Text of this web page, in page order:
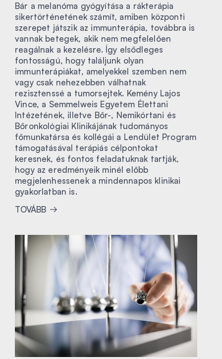
Bár a melanóma gyógyítása a rákterápia
sikertörténetének számít, amiben központi
szerepet játszik az immunterápia, továbbra is
vannak betegek, akik nem megfelelően
reagálnak a kezelésre. Így elsődleges
fontosságú, hogy találjunk olyan
immunterápiákat, amelyekkel szemben nem
vagy csak nehezebben válhatnak
rezisztenssé a tumorsejtek. Kemény Lajos
Vince, a Semmelweis Egyetem Élettani
Intézetének, illetve Bőr-, Nemikórtani és
Bőronkológiai Klinikájának tudományos
főmunkatársa és kollégái a Lendület Program
támogatásával terápiás célpontokat
keresnek, és fontos feladatuknak tartják,
hogy az eredményeik minél előbb
megjelenhessenek a mindennapos klinikai
gyakorlatban is.
TOVÁBB